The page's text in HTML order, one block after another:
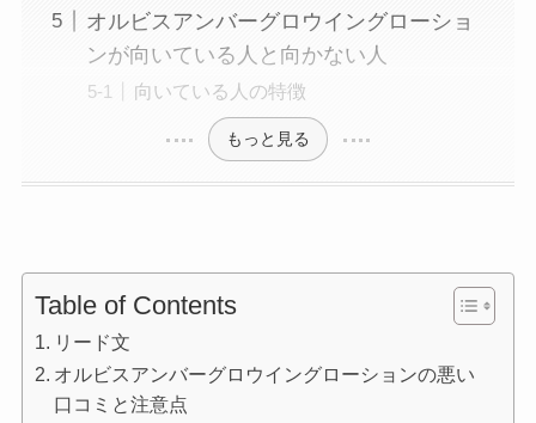
オルビスアンバーグロウイングローショ
ンが向いている人と向かない人
向いている人の特徴
もっと見る
Table of Contents
リード文
オルビスアンバーグロウイングローションの悪い
口コミと注意点